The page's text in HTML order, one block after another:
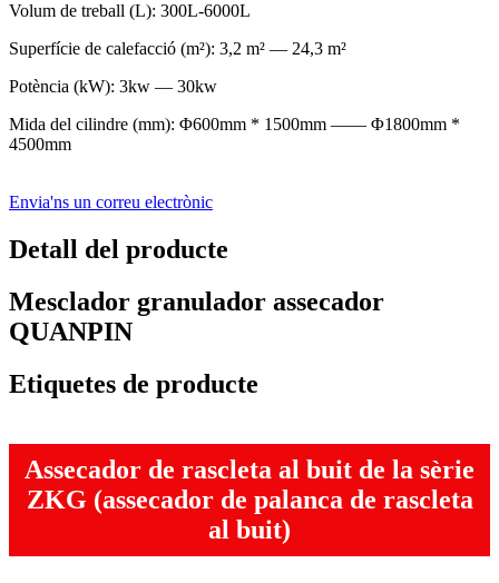
Volum de treball (L): 300L-6000L
Superfície de calefacció (m²): 3,2 m² — 24,3 m²
Potència (kW): 3kw — 30kw
Mida del cilindre (mm): Φ600mm * 1500mm —— Φ1800mm *
4500mm
Envia'ns un correu electrònic
Detall del producte
Mesclador granulador assecador
QUANPIN
Etiquetes de producte
Assecador de rascleta al buit de la sèrie
ZKG (assecador de palanca de rascleta
al buit)